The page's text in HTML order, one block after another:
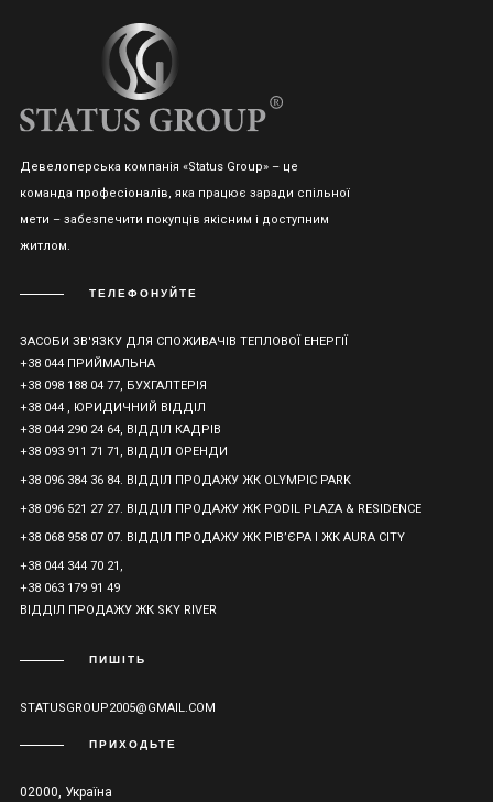
Девелоперська компанія «Status Group» – це
команда професіоналів, яка працює заради спільної
мети – забезпечити покупців якісним і доступним
житлом.
ТЕЛЕФОНУЙТЕ
ЗАСОБИ ЗВ'ЯЗКУ ДЛЯ СПОЖИВАЧІВ ТЕПЛОВОЇ ЕНЕРГІЇ
+38 044 ПРИЙМАЛЬНА
+38 098 188 04 77, БУХГАЛТЕРІЯ
+38 044 , ЮРИДИЧНИЙ ВІДДІЛ
+38 044 290 24 64, ВІДДІЛ КАДРІВ
+38 093 911 71 71, ВІДДІЛ ОРЕНДИ
+38 096 384 36 84. ВІДДІЛ ПРОДАЖУ ЖК OLYMPIC PARK
+38 096 521 27 27. ВІДДІЛ ПРОДАЖУ ЖК PODIL PLAZA & RESIDENCE
+38 068 958 07 07. ВІДДІЛ ПРОДАЖУ ЖК РІВ’ЄРА І ЖК AURA CITY
+38 044 344 70 21,
+38 063 179 91 49
ВІДДІЛ ПРОДАЖУ ЖК SKY RIVER
ПИШІТЬ
STATUSGROUP2005@GMAIL.COM
ПРИХОДЬТЕ
02000, Україна